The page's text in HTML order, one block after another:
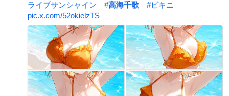
ライブサンシャイン
#高海千歌 #ビキニ
pic.x.com/52okielzTS